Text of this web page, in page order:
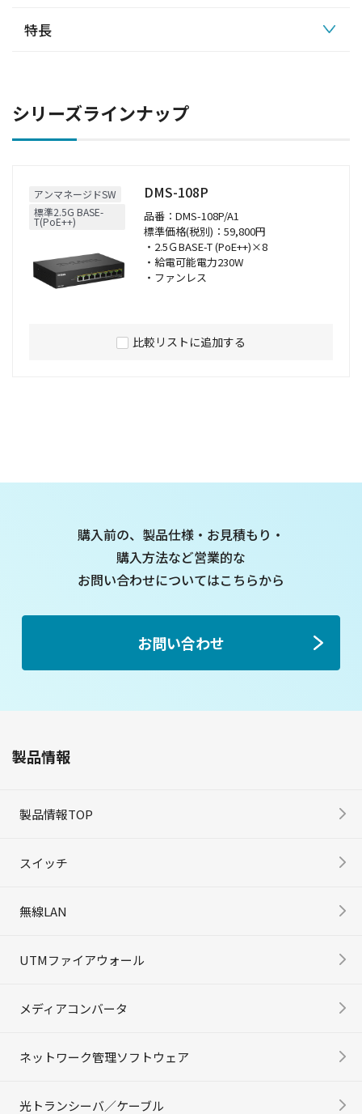
特長
シリーズラインナップ
アンマネージドSW
標準2.5G BASE-
T(PoE++)
DMS-108P
品番：DMS-108P/A1
標準価格(税別)：59,800円
・2.5ＧBASE-T (PoE++)×8
・給電可能電力230W
・ファンレス
比較リストに追加する
購入前の、製品仕様・お見積もり・
購入方法など営業的な
お問い合わせについてはこちらから
お問い合わせ
製品情報
製品情報TOP
スイッチ
無線LAN
UTMファイアウォール
メディアコンバータ
ネットワーク管理ソフトウェア
光トランシーバ／ケーブル